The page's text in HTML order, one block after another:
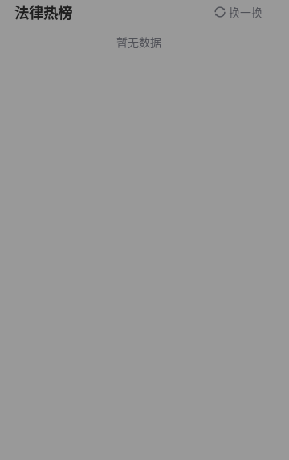
法律热榜 换一换
暂无数据